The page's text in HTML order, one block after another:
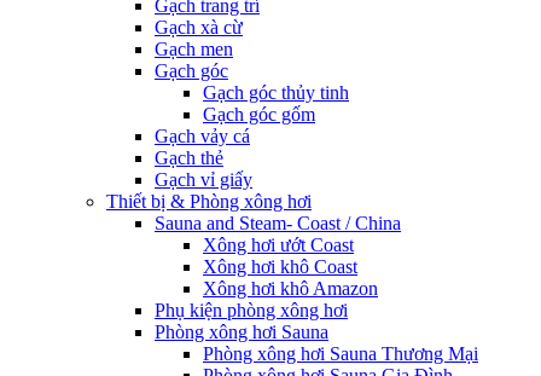
Gạch trang trí
Gạch xà cừ
Gạch men
Gạch góc
Gạch góc thủy tinh
Gạch góc gốm
Gạch vảy cá
Gạch thẻ
Gạch vỉ giấy
Thiết bị & Phòng xông hơi
Sauna and Steam- Coast / China
Xông hơi ướt Coast
Xông hơi khô Coast
Xông hơi khô Amazon
Phụ kiện phòng xông hơi
Phòng xông hơi Sauna
Phòng xông hơi Sauna Thương Mại